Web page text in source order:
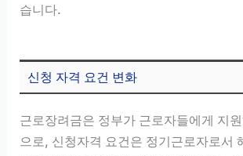
습니다.
신청 자격 요건 변화
근로장려금은 정부가 근로자들에게 지
으로, 신청자격 요건은 정기근로자로서